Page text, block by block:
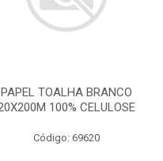
PAPEL TOALHA BRANCO
100% CELULOSE
Código: 69620